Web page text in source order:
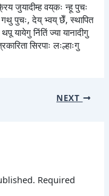
जुयादीम्ह वय्‌कः न्हू पुचः
पुचः, देय् भ्वय् छेँ, स्थापित
यायेगु निंतिं ज्या यानादीगु
सिरपाः लःल्हाःगु
NEXT
Required